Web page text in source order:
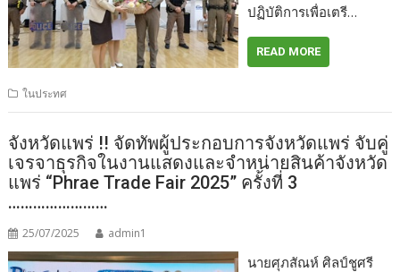
ปฏิบัติการเพื่อเตรี…
READ MORE
ในประทศ
จังหวัดแพร่ !! จัดทัพผู้ประกอบการจังหวัดแพร่ จับคู่
เจรจาธุรกิจในงานแสดงและจำหน่ายสินค้าจังหวัด
แพร่ “Phrae Trade Fair 2025” ครั้งที่ 3
……………………
25/07/2025 admin1
นายศุภสัณห์ ศิลป์ชูศรี